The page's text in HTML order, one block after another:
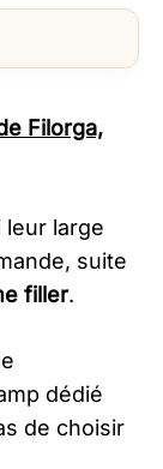
Filorga,
leur large
suite
filler.
dédié
de choisir